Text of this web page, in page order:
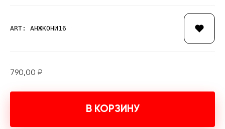
ART: АНЖКОНИ16
790,00 ₽
В КОРЗИНУ